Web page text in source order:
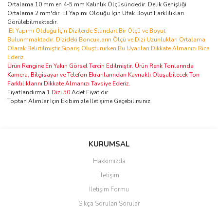
Ortalama 10 mm en 4-5 mm Kalınlık Ölçüsündedir. Delik Genişliği
Ortalama 2 mm'dir. El Yapımı Olduğu İçin Ufak Boyut Farklılıkları
Görülebilmektedir.
El Yapımı Olduğu İçin Dizilerde Standart Bir Ölçü ve Boyut
Bulunmmaktadır. Dizideki Boncukların Ölçü ve Dizi Uzunlukları Ortalama
Olarak Belirtilmiştir.Sipariş Oluştururken Bu Uyarıları Dikkate Almanızı Rica
Ederiz.
Ürün Rengine En Yakın Görsel Tercih Edilmiştir. Ürün Renk Tonlarında
Kamera, Bilgisayar ve Telefon Ekranlarından Kaynaklı Oluşabilecek Ton
Farklılıklarını Dikkate Almanızı Tavsiye Ederiz.
Fiyatlandırma 1 Dizi 50Adet Fiyatıdır.
Toptan Alımlar İçin Ekibimizle İletişime Geçebilirsiniz.
Bu ürüne ilk yorumu siz yapın!
Yorum Yaz
Ürün resmi kalitesiz, bozuk veya görüntülenemiyor.
Ürün açıklamasında eksik bilgiler bulunuyor.
Ürün bilgilerinde hatalar bulunuyor.
KURUMSAL
Hakkımızda
İletişim
İletişim Formu
Sıkça Sorulan Sorular